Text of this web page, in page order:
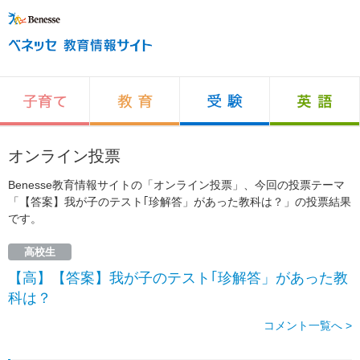
オンライン投票
Benesse教育情報サイトの「オンライン投票」、今回の投票テーマ
「【答案】我が子のテスト｢珍解答」があった教科は？」の投票結果
です。
高校生
【高】【答案】我が子のテスト｢珍解答」があった教
科は？
コメント一覧へ >